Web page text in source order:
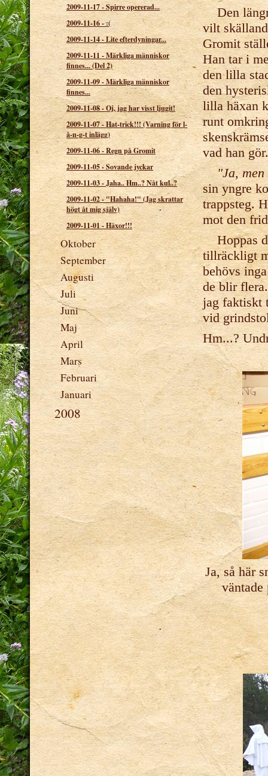
2009-11-17-Spirre opererad...
2009-11-16-:(
2009-11-14-Lite efterdyningar...
2009-11-11-Märkliga människor
finnes... (Del 2)
2009-11-09-Märkliga människor
finnes...
2009-11-08-Oj, jag har visst ljugit!
2009-11-07-Hat-trick!!! (Varning för l-
å-n-g-t inlägg)
2009-11-06-Regn på Gromit
2009-11-05-Sovande jyckar
2009-11-03-Jaha.. Hm..? Nåt kul..?
2009-11-02-"Hahaha!" (Jag skrattar
högt åt mig själv)
2009-11-01-Häxor!!!
Oktober
September
Augusti
Juli
Juni
Maj
April
Mars
Februari
Januari
2008
Den
vilt
Gromit
Han tar i
den lilla
den
lilla häxan
runt
vad han
"Ja, men
sin yngre
trappsteg.
mot den
Hoppas de
tillräckligt
behövs
de blir
jag faktiskt
vid
Hm...?
Ja, så här